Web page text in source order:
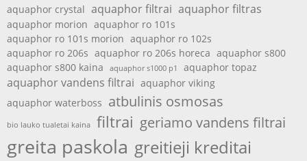
aquaphor crystal aquaphor filtrai aquaphor filtras
aquaphor morion aquaphor ro 101s
aquaphor ro 101s morion aquaphor ro 102s
aquaphor ro 206s aquaphor ro 206s horeca aquaphor s800
aquaphor s800 kaina
aquaphor s1000 p1 aquaphor topaz
aquaphor vandens filtrai aquaphor viking
aquaphor waterboss atbulinis osmosas
bio lauko tualetai kaina filtrai geriamo vandens filtrai
greita paskola greitieji kreditai